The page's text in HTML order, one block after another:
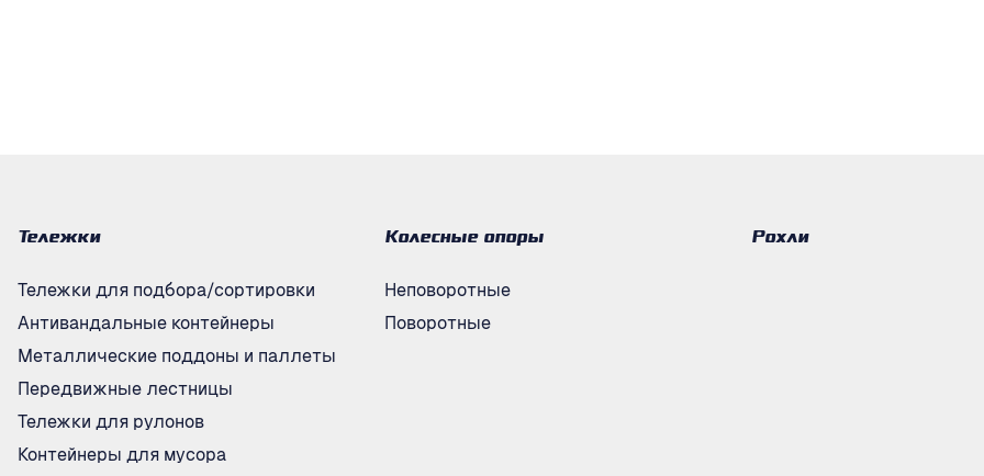
Тележки
Тележки для подбора/сортировки
Антивандальные контейнеры
Металлические поддоны и паллеты
Передвижные лестницы
Тележки для рулонов
Контейнеры для мусора
Колесные опоры
Неповоротные
Поворотные
Рохли